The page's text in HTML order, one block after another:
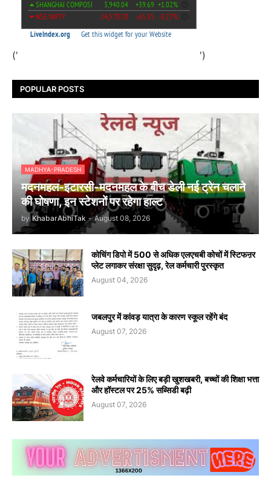
(' ')
POPULAR POSTS
MADHYA-PRADESH
मदनमहल-इटारसी-मदनमहल के बीच डेली नई ट्रेन चलाने
की घोषणा, इन स्टेशनों पर रहेगा हाल्ट
by KhabarAbhiTak - August 08, 2026
कोचिंग डिपो में 500 से अधिक एलएचबी कोचों में स्टिफऩर
प्लेट लगाकर संरक्षा सुदृढ़, रेल कर्मचारी पुरस्कृत
August 04, 2026
जबलपुर में कांवड़ यात्रा के कारण स्कूल रहेंगे बंद
August 07, 2026
रेलवे कर्मचारियों के लिए बड़ी खुशखबरी, बच्चों की शिक्षा भत्ता
और हॉस्टल पर 25% सब्सिडी बढ़ी
August 07, 2026